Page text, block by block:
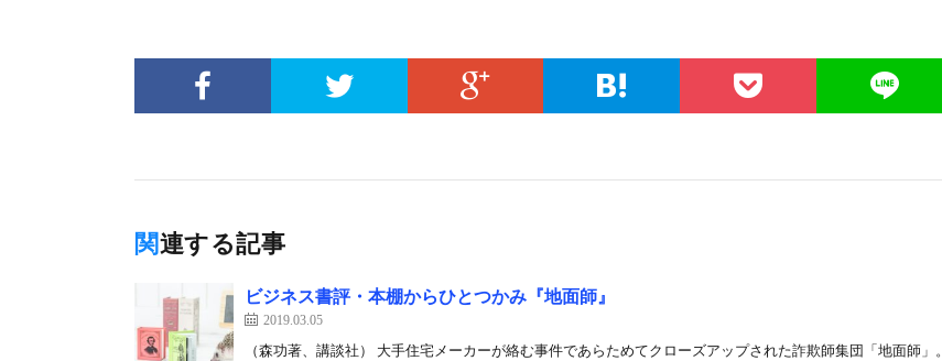
関連する記事
ビジネス書評・本棚からひとつかみ『地面師』
2019.03.05
（森功著、講談社） 大手住宅メーカーが絡む事件であらためてクローズアップされた詐欺師集団「地面師」。